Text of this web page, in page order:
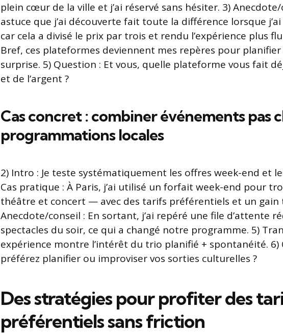
plein cœur de la ville et j’ai réservé sans hésiter. 3)
astuce que j’ai découverte fait toute la différence lorsque
car cela a divisé le prix par trois et rendu l’expérience plus
Bref, ces plateformes deviennent mes repères pour
surprise. 5) Question : Et vous, quelle plateforme vous fait
et de l’argent ?
Cas concret : combiner événements pas
programmations locales
2) Intro : Je teste systématiquement les offres week-end et
Cas pratique : À Paris, j’ai utilisé un forfait week-end pour
théâtre et concert — avec des tarifs préférentiels et un gain
Anecdote/conseil : En sortant, j’ai repéré une file d’attente
spectacles du soir, ce qui a changé notre programme. 5)
expérience montre l’intérêt du trio planifié + spontanéité. 6)
préférez planifier ou improviser vos sorties culturelles ?
Des stratégies pour profiter des
préférentiels sans friction